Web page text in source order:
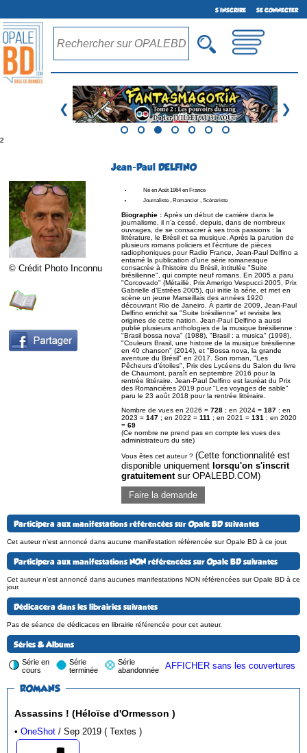
S'INSCRIRE SE CONNECTER
❮ ❯
²
Jean-Paul DELFINO
© Crédit Photo Inconnu
Né en Août 1964 en France
Journaliste , Romancier , Scénariste
Biographie : Après un début de carrière dans le
journalisme, il n’a cessé, depuis, dans de nombreux
ouvrages, de se consacrer à ses trois passions : la
littérature, le Brésil et sa musique. Après la parution de
plusieurs romans policiers et l’écriture de pièces
radiophoniques pour Radio France, Jean-Paul Delfino a
entamé la publication d’une série romanesque
consacrée à l’histoire du Brésil, intitulée "Suite
brésilienne", qui compte neuf romans. En 2005 a paru
"Corcovado" (Métailié, Prix Amerigo Vespucci 2005, Prix
Gabrielle d’Estrées 2005), qui initie la série, et met en
scène un jeune Marseillais des années 1920
découvrant Rio de Janeiro. À partir de 2009, Jean-Paul
Delfino enrichit sa "Suite brésilienne" et revisite les
origines de cette nation. Jean-Paul Delfino a aussi
publié plusieurs anthologies de la musique brésilienne :
"Brasil bossa nova" (1988), "Brasil : a musica" (1998),
"Couleurs Brasil, une histoire de la musique brésilienne
en 40 chanson" (2014), et "Bossa nova, la grande
aventure du Brésil" en 2017. Son roman, "Les
Pêcheurs d’étoiles", Prix des Lycéens du Salon du livre
de Chaumont, paraît en septembre 2016 pour la
rentrée littéraire. Jean-Paul Delfino est lauréat du Prix
des Romancières 2019 pour "Les voyages de sable"
paru le 23 août 2018 pour la rentrée littéraire.
Nombre de vues en 2026 = 728 ; en 2024 = 187 ; en
2023 = 147 ; en 2022 = 111 ; en 2021 = 131 ; en 2020
= 69
(Ce nombre ne prend pas en compte les vues des
administrateurs du site)
Vous êtes cet auteur ? (Cette fonctionnalité est
disponible uniquement lorsqu'on s'inscrit
gratuitementsur OPALEBD.COM)
Faire la demande
Participera aux manifestations référencées sur Opale BD suivantes
Cet auteur n'est annoncé dans aucune manifestation référencée sur Opale BD à ce jour.
Participera aux manifestations NON référencées sur Opale BD suivantes
Cet auteur n'est annoncé dans aucunes manifestations NON référencées sur Opale BD à ce
jour.
Dédicacera dans les librairies suivantes
Pas de séance de dédicaces en librairie référencée pour cet auteur.
Séries & Albums
Série en
cours
Série
terminée
Série
abandonnée
AFFICHER sans les couvertures
ROMANS
Assassins ! (Héloïse d'Ormesson )
•OneShot / Sep 2019 ( Textes )